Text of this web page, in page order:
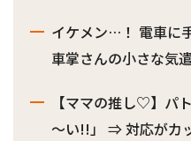
イケメン…！ 電車に
車掌さんの小さな気
【ママの推し♡】パ
～い!!」 ⇒ 対応がカ